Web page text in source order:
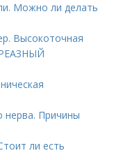
Можно ли делать
Высокоточная
нерва. Причины
ли есть